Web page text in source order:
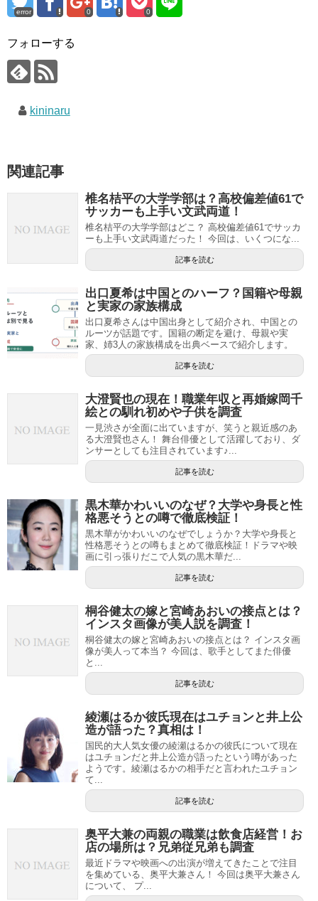
error 0 0
フォローする
kininaru
関連記事
椎名桔平の大学学部は？高校偏差値61で
サッカーも上手い文武両道！
椎名桔平の大学学部はどこ？ 高校偏差値61でサッカ
ーも上手い文武両道だった！ 今回は、いくつにな...
記事を読む
出口夏希は中国とのハーフ？国籍や母親
と実家の家族構成
出口夏希さんは中国出身として紹介され、中国との
ルーツが話題です。国籍の断定を避け、母親や実
家、姉3人の家族構成を出典ベースで紹介します。
記事を読む
大澄賢也の現在！職業年収と再婚嫁岡千
絵との馴れ初めや子供を調査
一見渋さが全面に出ていますが、笑うと親近感のあ
る大澄賢也さん！ 舞台俳優として活躍しており、ダ
ンサーとしても注目されています♪...
記事を読む
黒木華かわいいのなぜ？大学や身長と性
格悪そうとの噂で徹底検証！
黒木華がかわいいのなぜでしょうか？大学や身長と
性格悪そうとの噂もまとめて徹底検証！ドラマや映
画に引っ張りだこで人気の黒木華だ...
記事を読む
桐谷健太の嫁と宮崎あおいの接点とは？
インスタ画像が美人説を調査！
桐谷健太の嫁と宮崎あおいの接点とは？ インスタ画
像が美人って本当？ 今回は、歌手としてまた俳優
と...
記事を読む
綾瀬はるか彼氏現在はユチョンと井上公
造が語った？真相は！
国民的大人気女優の綾瀬はるかの彼氏について現在
はユチョンだと井上公造が語ったという噂があった
ようです。綾瀬はるかの相手だと言われたユチョン
て...
記事を読む
奥平大兼の両親の職業は飲食店経営！お
店の場所は？兄弟従兄弟も調査
最近ドラマや映画への出演が増えてきたことで注目
を集めている、奥平大兼さん！ 今回は奥平大兼さん
について、 プ...